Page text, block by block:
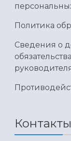
Сведения об
Политика
Сведения о
Контакты